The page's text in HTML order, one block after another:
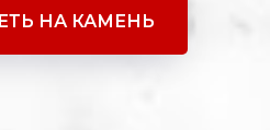
НА КАМЕНЬ